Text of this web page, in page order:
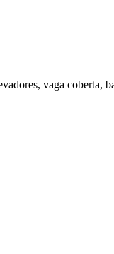
vaga